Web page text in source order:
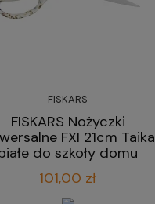
FISKARS
FISKARS Nożyczki
FXI 21cm Taika
do szkoły domu
101,00 zł